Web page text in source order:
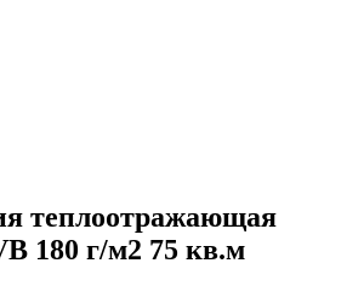
теплоотражающая
180 г/м2 75 кв.м